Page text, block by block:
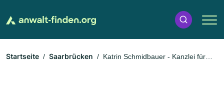
Startseite Saarbrücken
Katrin Schmidbauer - Kanzlei für